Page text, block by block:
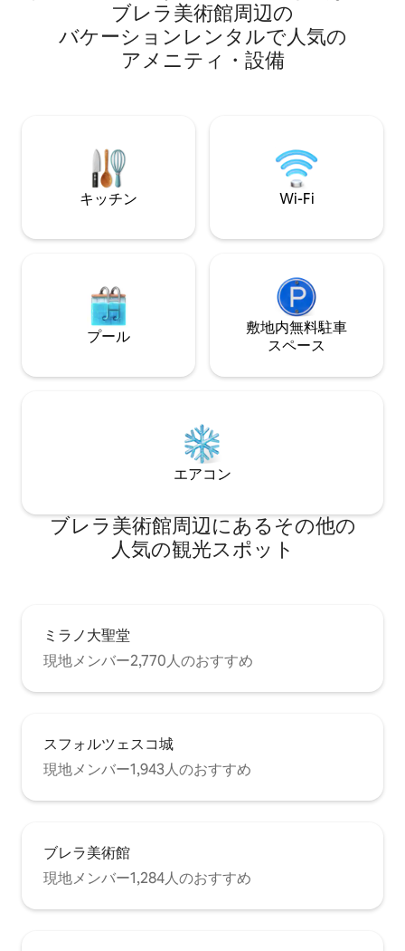
なロフトは、街の中心部にある2人分の静
かな隠れ家的なお部屋です。 設備の整っ
たキッチン、専用のテーブル／ワークス
ペース、Sonosオーディオを備えたホー
スなセルフチェックインで、完全に独立
した街の旅行をお楽しみください。
たばかりの65平
ントは、細部に
る家具が揃ってい
ら楽しみながら、
ぐことができます
ブレラ美術館⁠周⁠辺⁠の
バ⁠ケ⁠ー⁠シ⁠ョ⁠ン⁠レ⁠ン⁠タ⁠ル⁠で人⁠気⁠の
ア⁠メ⁠ニ⁠テ⁠ィ⁠・⁠設⁠備
キッチン Wi-Fi
プール
敷地内無料駐⁠車
ス⁠ペ⁠ー⁠ス
エアコン
ブレラ美術館⁠周⁠辺⁠に⁠あ⁠るそ⁠の⁠他⁠の
人⁠気⁠の観⁠光⁠ス⁠ポ⁠ッ⁠ト
ミラノ大聖堂
現地メンバー2,770人のおすすめ
スフォルツェスコ城
現地メンバー1,943人のおすすめ
ブレラ美術館
現地メンバー1,284人のおすすめ